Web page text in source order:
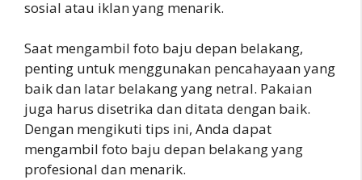
sosial atau iklan yang menarik.
Saat mengambil foto baju depan belakang,
penting untuk menggunakan pencahayaan yang
baik dan latar belakang yang netral. Pakaian
juga harus disetrika dan ditata dengan baik.
Dengan mengikuti tips ini, Anda dapat
mengambil foto baju depan belakang yang
profesional dan menarik.